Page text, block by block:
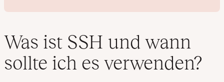
Was ist SSH und wann
sollte ich es verwenden?